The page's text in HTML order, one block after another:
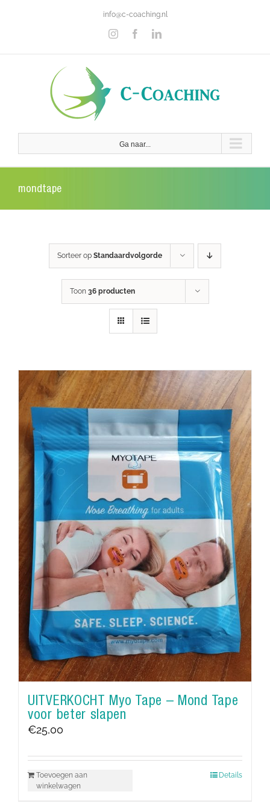
info@c-coaching.nl
InstagramFacebookLinkedIn
Ga naar...
mondtape
Sorteer op Standaardvolgorde
Toon 36 producten
UITVERKOCHT Myo Tape – Mond Tape
voor beter slapen
€25,00
Toevoegen aan
winkelwagen
Details